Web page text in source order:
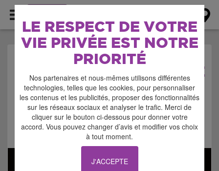
LE RESPECT DE VOTRE
VIE PRIVÉE EST NOTRE
PRIORITÉ
Nos partenaires et nous-mêmes utilisons différentes
technologies, telles que les cookies, pour personnaliser
les contenus et les publicités, proposer des fonctionnalités
sur les réseaux sociaux et analyser le trafic. Merci de
cliquer sur le bouton ci-dessous pour donner votre
accord. Vous pouvez changer d’avis et modifier vos choix
à tout moment.
J'ACCEPTE
AGENDA > SPECTACLE
Signaler cette annonce